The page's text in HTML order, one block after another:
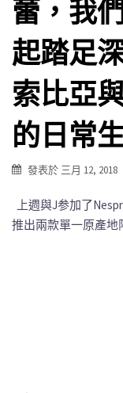
蕾，我
起踏足
索比亞
的日常生
發表於 三月 12, 2018
上週與J参加了
推出兩款單一原產